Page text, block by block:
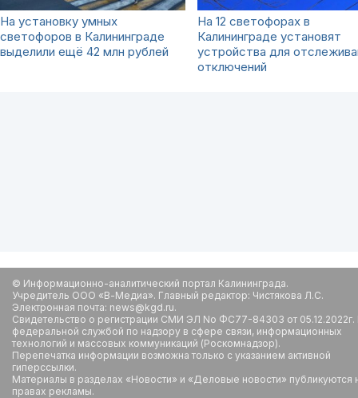
На установку умных
светофоров в Калининграде
выделили ещё 42 млн рублей
На 12 светофорах в
Калининграде установят
устройства для
отключений
© Информационно-аналитический портал Калининграда.
Учредитель ООО «В-Медиа». Главный редактор: Чистякова Л.С.
Электронная почта: news@kgd.ru.
Свидетельство о регистрации СМИ ЭЛ No ФС77-84303 от
федеральной службой по надзору в сфере связи, информационных
технологий и массовых коммуникаций (Роскомнадзор).
Перепечатка информации возможна только с указанием активной
гиперссылки.
Материалы в разделах «Новости» и «Деловые новости» публикуются
правах рекламы.